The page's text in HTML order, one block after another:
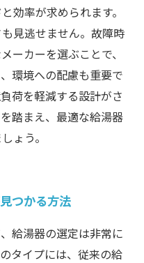
効率が求められます。
見逃せません。故障時
ーカーを選ぶことで、
環境への配慮も重要で
荷を軽減する設計がさ
踏まえ、最適な給湯器
ょう。
つかる方法
給湯器の選定は非常に
タイプには、従来の給